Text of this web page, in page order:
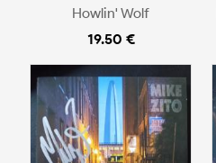
Howlin' Wolf
19.50 €